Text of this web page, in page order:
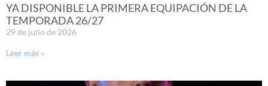
YA DISPONIBLE LA PRIMERA EQUIPACIÓN DE LA
TEMPORADA 26/27
29 de julio de 2026
Leer más »